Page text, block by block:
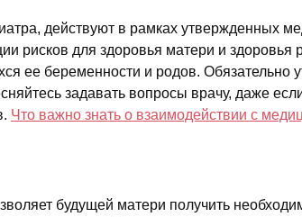
действуют в рамках утвержденных
рисков для здоровья матери и
ее беременности и родов. Обязательно
задавать вопросы врачу, даже
Что важно знать о взаимодействии с
будущей матери получить